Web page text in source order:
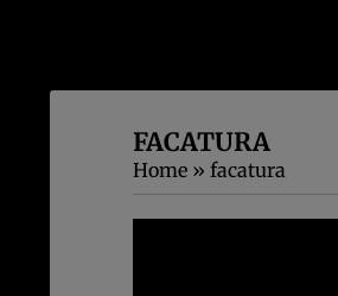
FACATURA
Home » facatura